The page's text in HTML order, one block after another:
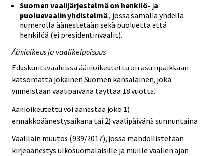
Suomen vaalijärjestelmä on henkilö- ja
puoluevaalin yhdistelmä, jossa samalla yhdellä
numerolla äänestetään sekä puoluetta että
henkilöä (ei presidentinvaalit).
Äänioikeus ja vaalikelpoisuus
Eduskuntavaaleissa äänioikeutettu on asuinpaikkaan
katsomatta jokainen Suomen kansalainen, joka
viimeistään vaalipäivänä täyttää 18 vuotta.
Äänioikeutettu voi äänestää joko 1)
ennakkoäänestysaikana tai 2) vaalipäivänä sunnuntaina.
Vaalilain muutos (939/2017), jossa mahdollistetaan
kirjeäänestys ulkosuomalaisille ja muille vaalien ajan